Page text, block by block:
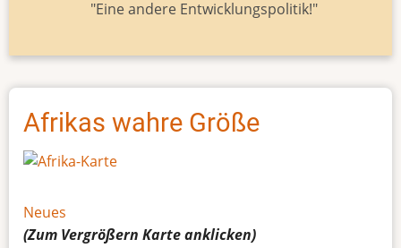
"Eine andere Entwicklungspolitik!"
Afrikas wahre Größe
Neues
(Zum Vergrößern Karteanklicken)